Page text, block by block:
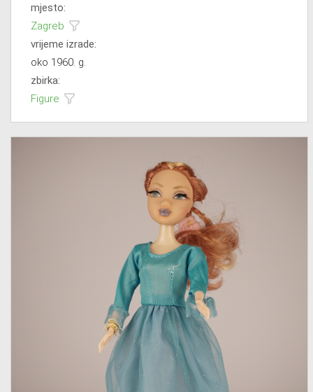
mjesto:
Zagreb
vrijeme izrade:
oko 1960. g.
zbirka:
Figure